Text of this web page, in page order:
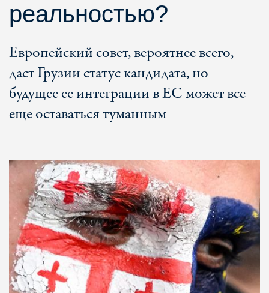
реальностью?
Европейский совет, вероятнее всего,
даст Грузии статус кандидата, но
будущее ее интеграции в ЕС может все
еще оставаться туманным